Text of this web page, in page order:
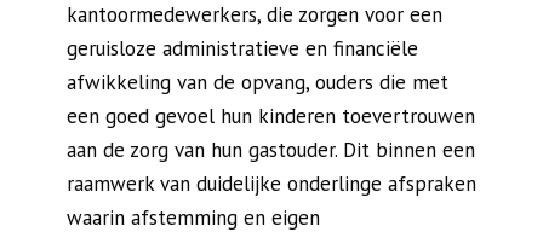
kantoormedewerkers, die zorgen voor een
geruisloze administratieve en financiële
afwikkeling van de opvang, ouders die met
een goed gevoel hun kinderen toevertrouwen
aan de zorg van hun gastouder. Dit binnen een
raamwerk van duidelijke onderlinge afspraken
waarin afstemming en eigen